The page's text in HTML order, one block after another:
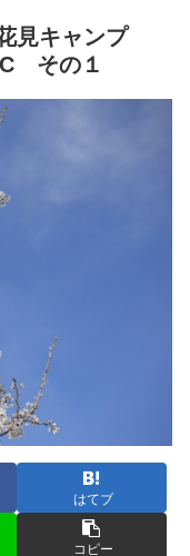
見キャンプ
その１
はてブ
コピー